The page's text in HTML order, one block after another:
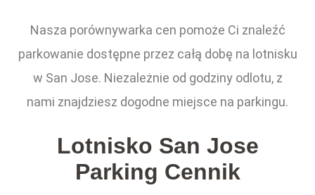
Nasza porównywarka cen pomoże Ci znaleźć
parkowanie dostępne przez całą dobę na lotnisku
w San Jose. Niezależnie od godziny odlotu, z
nami znajdziesz dogodne miejsce na parkingu.
Lotnisko San Jose
Parking Cennik